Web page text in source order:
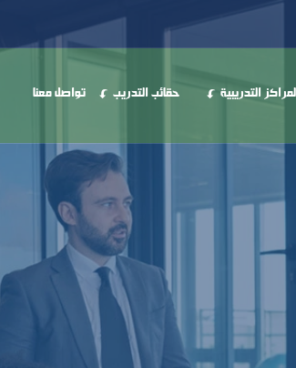
التدريبية حقائب التدريب تواصل معنا